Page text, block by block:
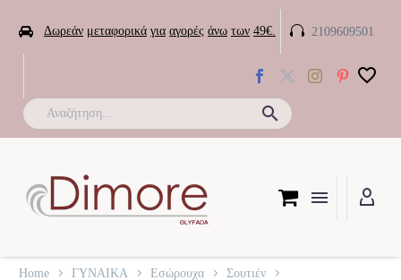
 Δωρεάν μεταφορικά για αγορές άνω των 49€. 
 2109609501
Home ΓΥΝΑΙΚΑ Εσώρουχα
Σουτιέν